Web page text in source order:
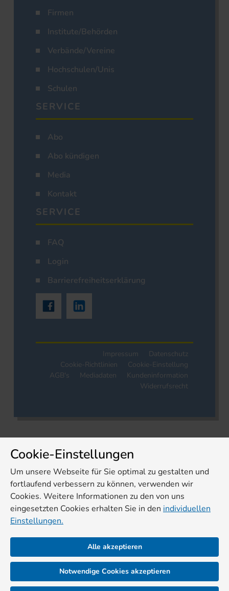
Firmen
Institute/Behörden
Verbände/Vereine
Hochschulen/Unis
Schulen
SERVICE
Abo
Abo kündigen
Media
Kontakt
SERVICE
FAQ
Login
Barrierefreiheitserklärung
Impressum
Datenschutz
Cookie-Richtlinien
Cookie-Einstellung
AGB's
Mediadaten
Kundeninformation
Widerrufsrecht
Cookie-Einstellungen
Um unsere Webseite für Sie optimal zu gestalten und
fortlaufend verbessern zu können, verwenden wir
Cookies. Weitere Informationen zu den von uns
eingesetzten Cookies erhalten Sie in den individuellen
Einstellungen.
Alle akzeptieren
Notwendige Cookies akzeptieren